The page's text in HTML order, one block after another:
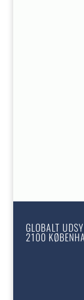
GLOBALT
2100